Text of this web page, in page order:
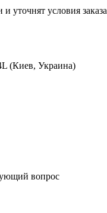
уточнят условия заказа
(Киев, Украина)
вопрос